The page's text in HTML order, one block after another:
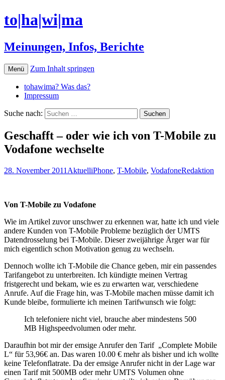
to|ha|wi|ma
Meinungen, Infos, Berichte
Menü Zum Inhalt springen
tohawima? Was das?
Impressum
Suche nach:
Geschafft – oder wie ich von T-Mobile zu
Vodafone wechselte
28. November 2011 AktuelliPhone, T-Mobile, VodafoneRedaktion
Von T-Mobile zu Vodafone
Wie im Artikel zuvor unschwer zu erkennen war, hatte ich und viele
andere Kunden von T-Mobile Probleme bezüglich der UMTS
Datendrosselung bei T-Mobile. Dieser zweijährige Ärger war für
mich eigentlich schon Motivation genug zu wechseln.
Dennoch wollte ich T-Mobile die Chance geben, mir ein passendes
Tarifangebot zu unterbreiten. Ich kündigte meinen Vertrag
fristgerecht und bekam, wie es zu erwarten war, verschiedene
Anrufe. Auf die Frage hin, was T-Mobile machen müsse damit ich
Kunde bleibe, formulierte ich meinen Tarifwunsch wie folgt:
Ich telefoniere nicht viel, brauche aber mindestens 500
MB Highspeedvolumen oder mehr.
Daraufhin bot mir der emsige Anrufer den Tarif „Complete Mobile
L“ für 53,96€ an. Das waren 10.00 € mehr als bisher und ich wollte
keine Telefonflatrate. Da der emsige Anrufer nicht in der Lage war
einen Tarif mit 500MB oder mehr UMTS Volumen ohne